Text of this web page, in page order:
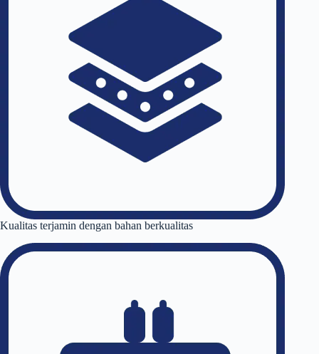
Kualitas terjamin dengan bahan berkualitas